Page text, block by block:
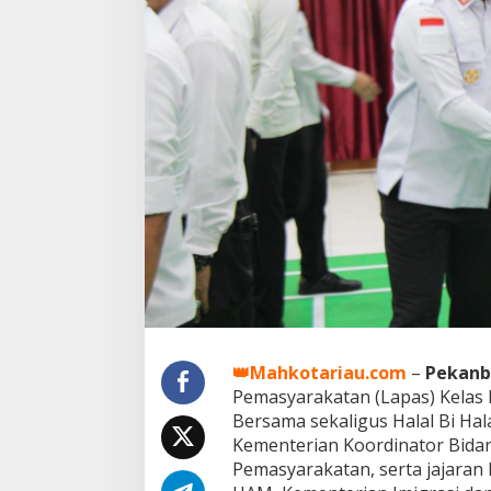
e
r
s
a
d
a
n
l
a
B
a
l
a
l
d
👑Mahkotariau.com –
Pemasyarakatan (Lapas)
Bersama sekaligus Halal Bi
Kementerian Koordinator
Pemasyarakatan, serta